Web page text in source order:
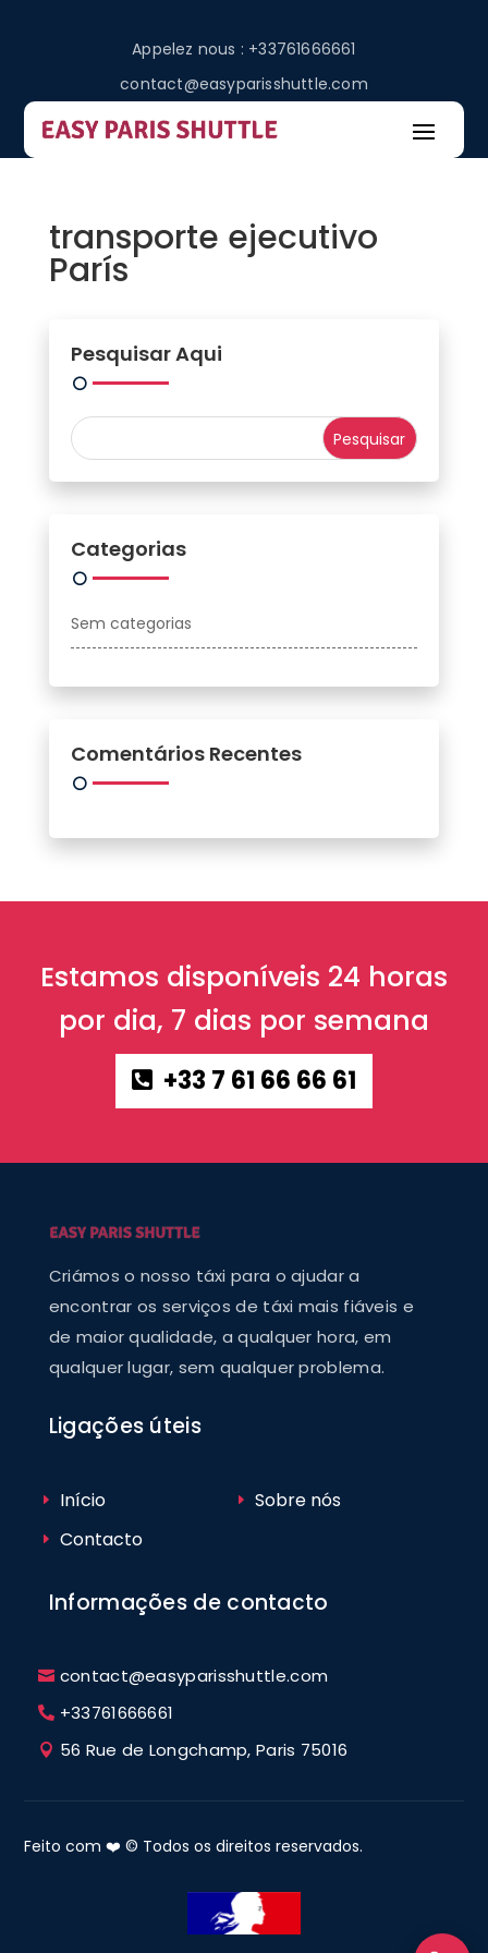
Appelez nous : +33761666661
contact@easyparisshuttle.com
transporte ejecutivo
París
Pesquisar Aqui
Categorias
Sem categorias
Comentários Recentes
Estamos disponíveis 24 horas
por dia, 7 dias por semana
+33 7 61 66 66 61
Criámos o nosso táxi para o ajudar a
encontrar os serviços de táxi mais fiáveis e
de maior qualidade, a qualquer hora, em
qualquer lugar, sem qualquer problema.
Ligações úteis
Início
Sobre nós
Contacto
Informações de contacto
contact@easyparisshuttle.com
+33761666661
56 Rue de Longchamp, Paris 75016
Feito com ❤️ © Todos os direitos reservados.